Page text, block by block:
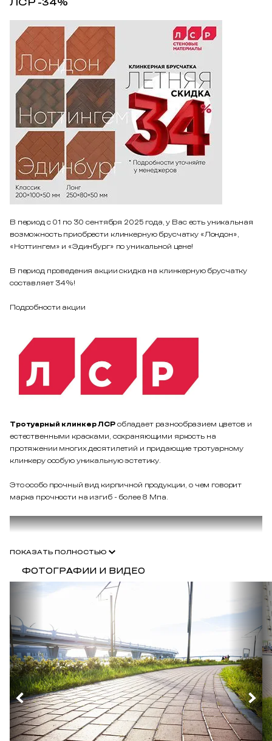
ЛСР -34%
В период с 01 по 30 сентября 2025 года, у Вас есть уникальная
возможность приобрести клинкерную брусчатку «Лондон»,
«Ноттингем» и «Эдинбург» по уникальной цене!
В период проведения акции скидка на клинкерную брусчатку
составляет 34%!
Подробности акции
Тротуарный клинкер ЛСРобладает разнообразием цветов и
естественными красками, сохраняющими яркость на
протяжении многих десятилетий и придающие тротуарному
клинкеру особую уникальную эстетику.
Это особо прочный вид кирпичной продукции, о чем говорит
марка прочности на изгиб - более 8 Мпа.
ПОКАЗАТЬ ПОЛНОСТЬЮ
ФОТОГРАФИИ И ВИДЕО